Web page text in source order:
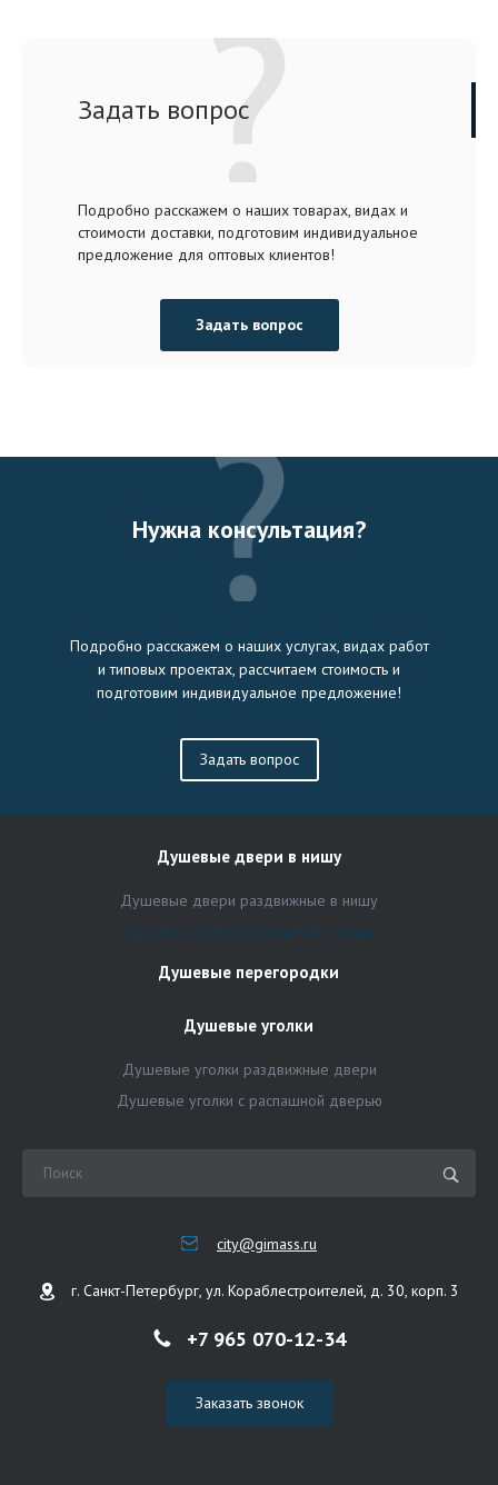
Задать вопрос
Подробно расскажем о наших товарах, видах и
стоимости доставки, подготовим индивидуальное
предложение для оптовых клиентов!
Задать вопрос
Нужна консультация?
Подробно расскажем о наших услугах, видах работ
и типовых проектах, рассчитаем стоимость и
подготовим индивидуальное предложение!
Задать вопрос
Душевые двери в нишу
Душевые двери раздвижные в нишу
Душевые двери распашные в нишу
Душевые перегородки
Душевые уголки
Душевые уголки раздвижные двери
Душевые уголки с распашной дверью
city@gimass.ru
г. Санкт-Петербург, ул. Кораблестроителей, д. 30, корп. 3
+7 965 070-12-34
Заказать звонок